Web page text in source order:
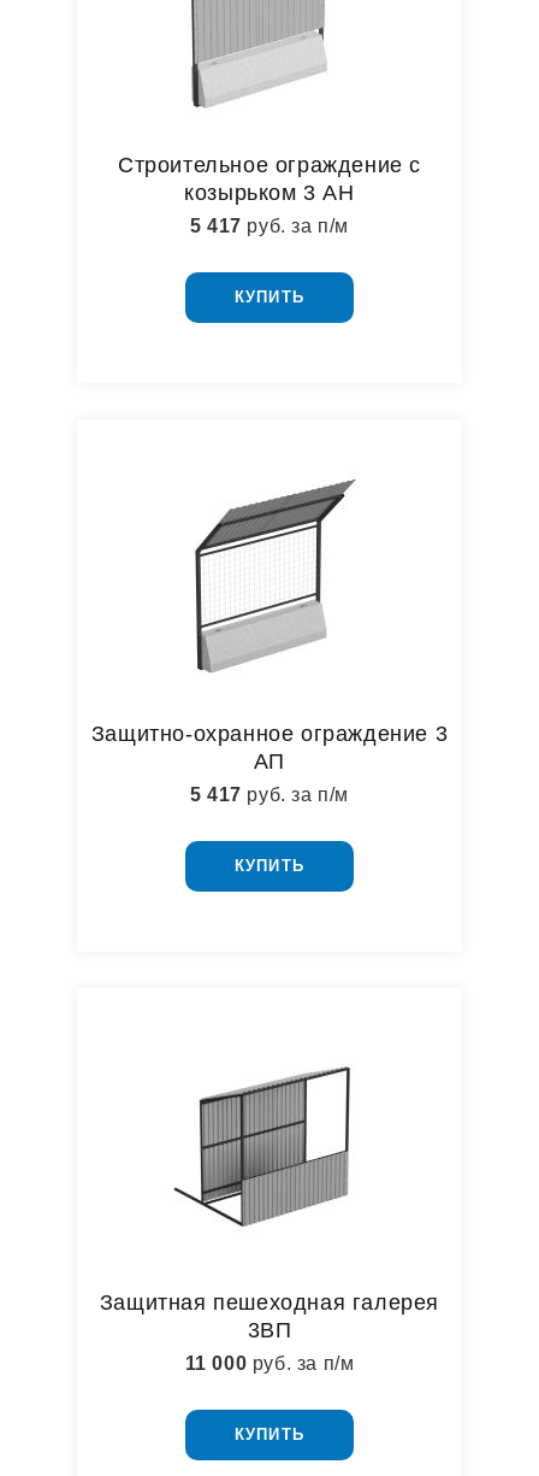
Строительное ограждение с
козырьком 3 АН
5 417 руб. за п/м
КУПИТЬ
Защитно-охранное ограждение 3
АП
5 417 руб. за п/м
КУПИТЬ
Защитная пешеходная галерея
3ВП
11 000 руб. за п/м
КУПИТЬ